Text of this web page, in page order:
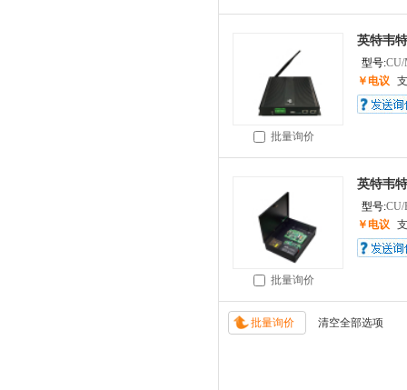
批量询价
英特韦
型号:CU/
￥电议
批量询价
英特韦
型号:CU/
￥电议